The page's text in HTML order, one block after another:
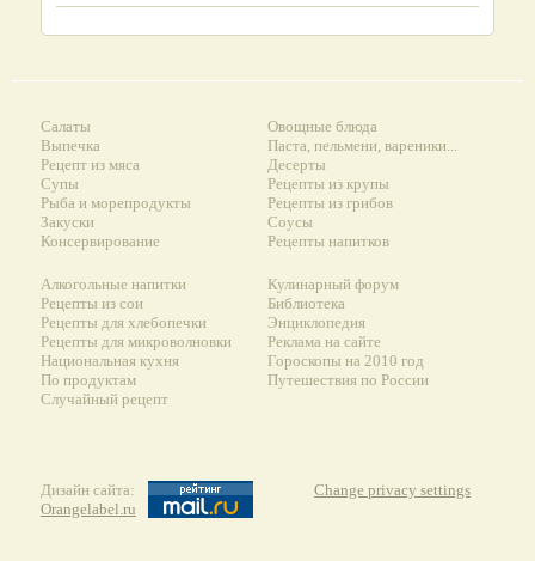
Салаты
Выпечка
Рецепт из мяса
Супы
Рыба и морепродукты
Закуски
Консервирование
Овощные блюда
Паста, пельмени, вареники...
Десерты
Рецепты из крупы
Рецепты из грибов
Соусы
Рецепты напитков
Алкогольные напитки
Рецепты из сои
Рецепты для хлебопечки
Рецепты для микроволновки
Национальная кухня
По продуктам
Случайный рецепт
Кулинарный форум
Библиотека
Энциклопедия
Реклама на сайте
Гороскопы на 2010 год
Путешествия по России
Дизайн сайта:
Orangelabel.ru
Change privacy settings